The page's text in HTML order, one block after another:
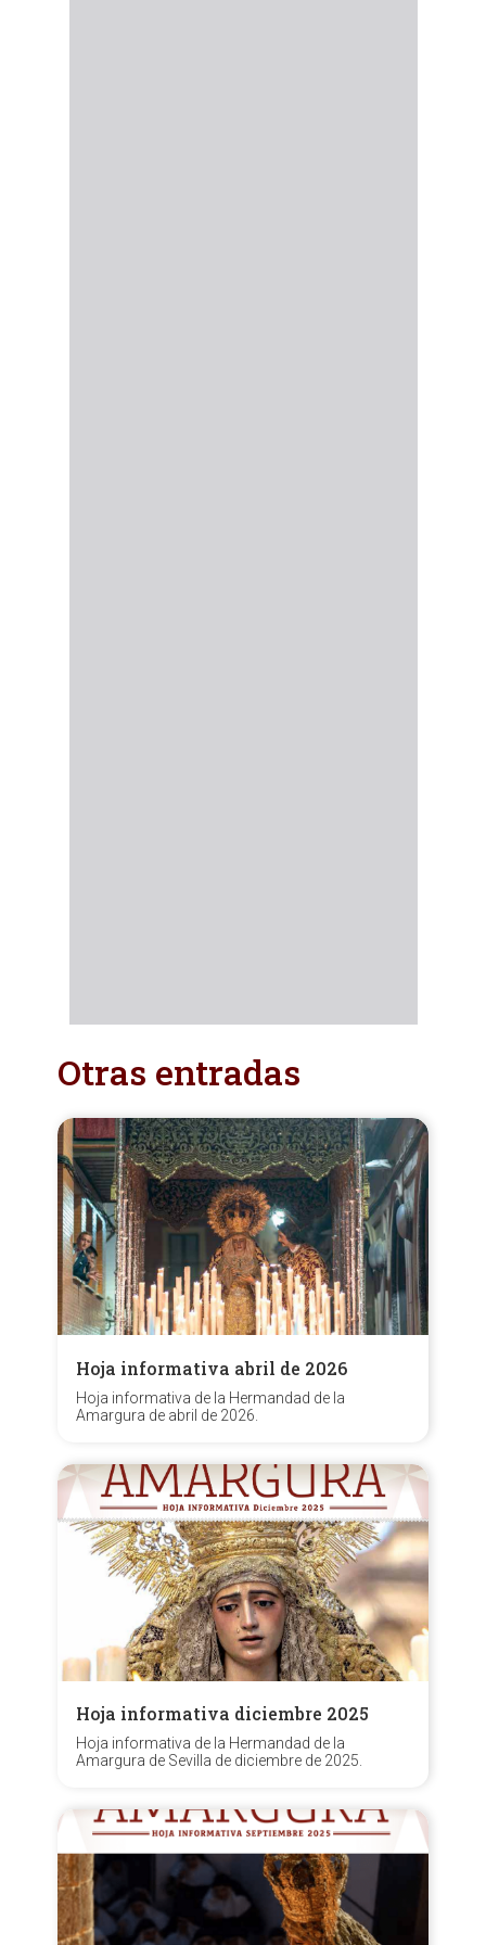
Otras entradas
Hoja informativa abril de 2026
Hoja informativa de la Hermandad de la
Amargura de abril de 2026.
Hoja informativa diciembre 2025
Hoja informativa de la Hermandad de la
Amargura de Sevilla de diciembre de 2025.